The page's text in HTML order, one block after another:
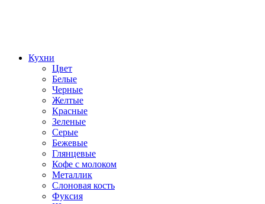
Кухни
Цвет
Белые
Черные
Желтые
Красные
Зеленые
Серые
Бежевые
Глянцевые
Кофе с молоком
Металлик
Слоновая кость
Фуксия